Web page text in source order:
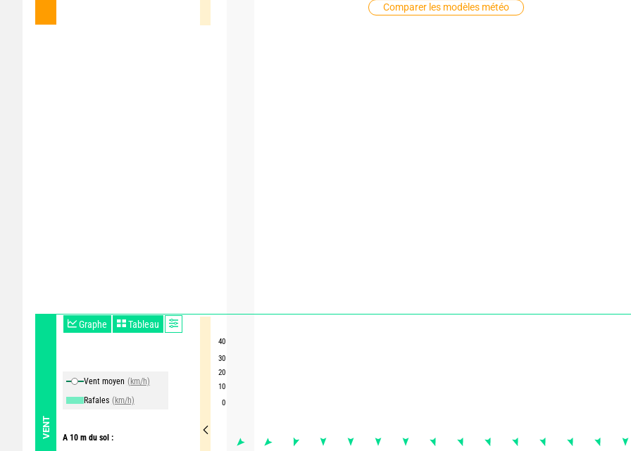
Comparer les modèles météo
VENT
Graphe Tableau
Vent moyen (km/h)
Rafales (km/h)
A 10 m du sol :
40
30
20
10
0